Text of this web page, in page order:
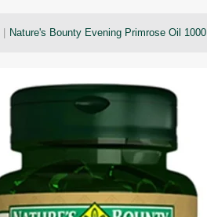
Nature's Bounty Evening Primrose Oil